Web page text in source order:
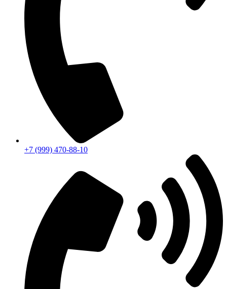
+7 (999) 470-88-10